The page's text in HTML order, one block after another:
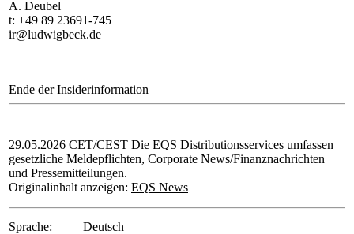
A. Deubel
t: +49 89 23691-745
ir@ludwigbeck.de
Ende der Insiderinformation
29.05.2026 CET/CEST Die EQS Distributionsservices umfassen
gesetzliche Meldepflichten, Corporate News/Finanznachrichten
und Pressemitteilungen.
Originalinhalt anzeigen: EQS News
Sprache:
Deutsch